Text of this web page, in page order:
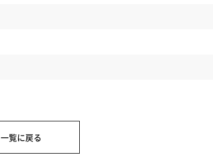
一覧に戻る